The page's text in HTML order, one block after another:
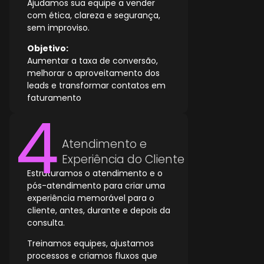
Ajudamos sua equipe a vender
com ética, clareza e segurança,
sem improviso.
Objetivo:
Aumentar a taxa de conversão,
melhorar o aproveitamento dos
leads e transformar contatos em
faturamento
Atendimento e
Experiência do Cliente
Estruturamos o atendimento e o
pós-atendimento para criar uma
experiência memorável para o
cliente, antes, durante e depois da
consulta.
Treinamos equipes, ajustamos
processos e criamos fluxos que